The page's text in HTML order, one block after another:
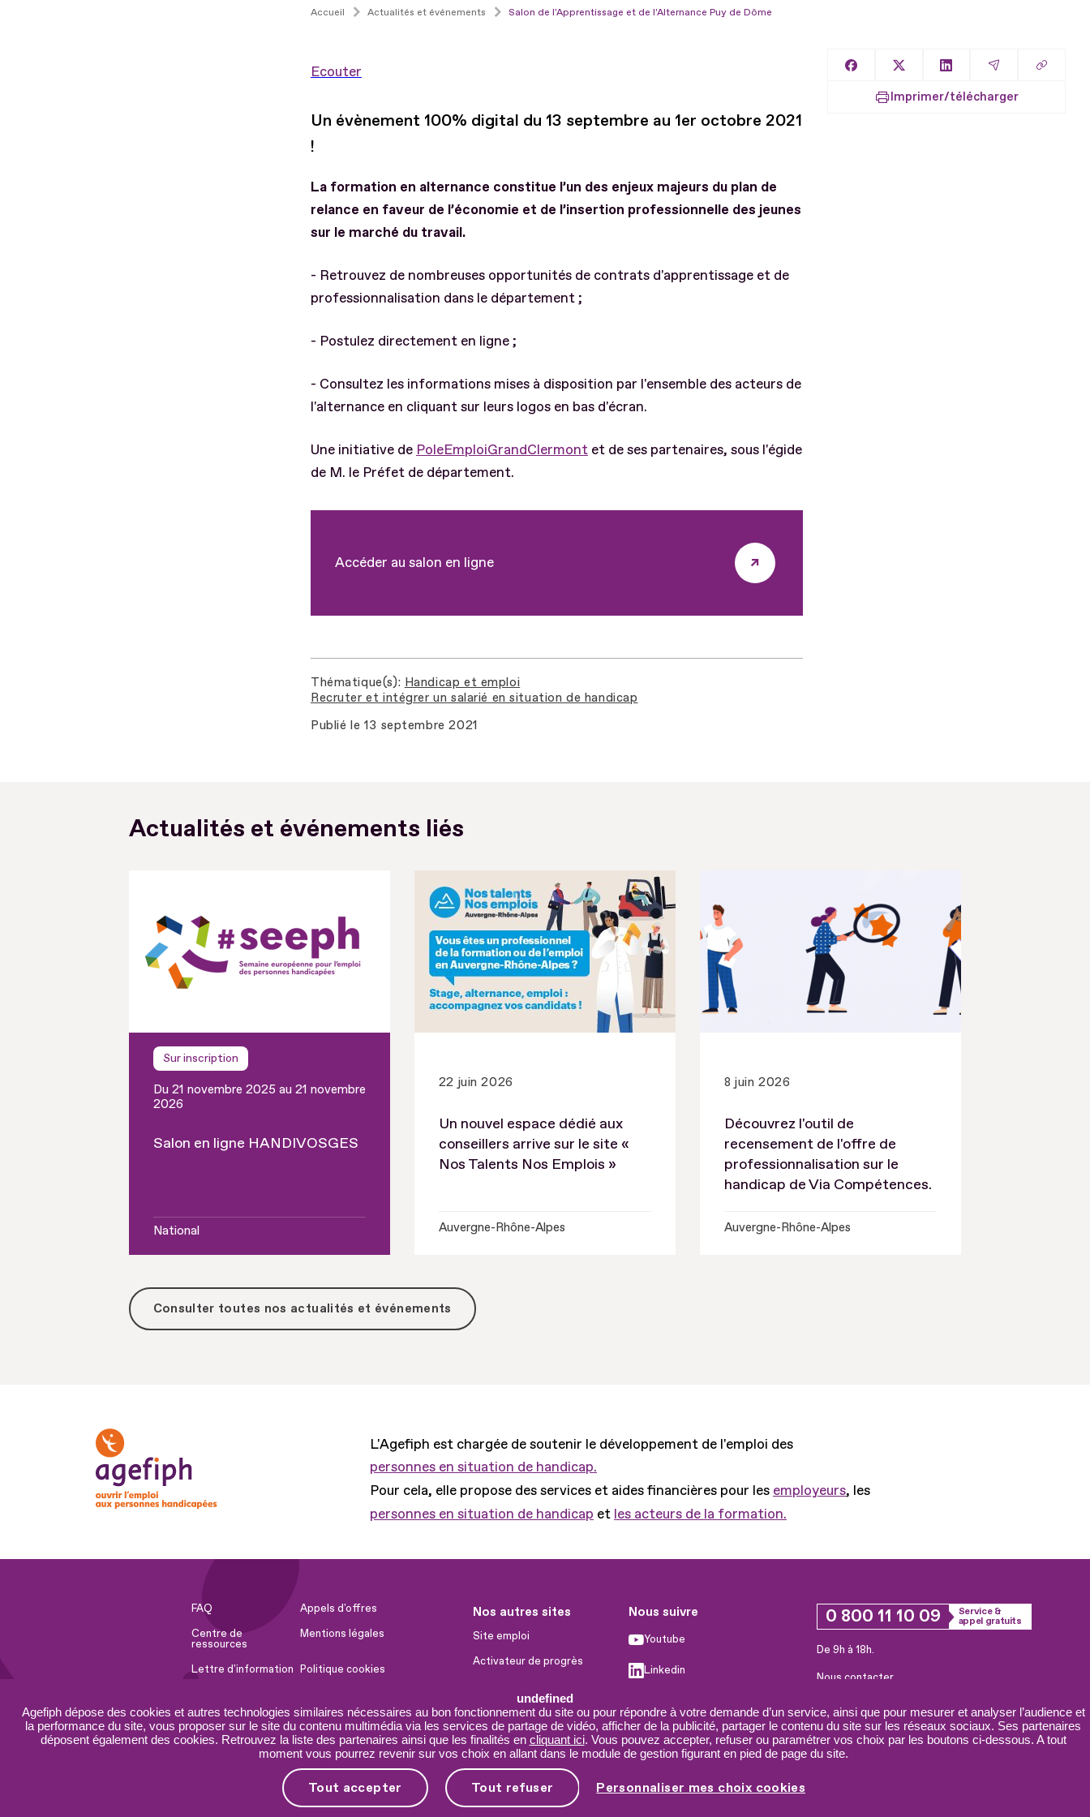
undefined
Agefiph dépose des cookies et autres technologies similaires nécessaires au bon fonctionnement du site ou pour répondre à votre demande d’un service, ainsi que pour mesurer et analyser l’audience et
la performance du site, vous proposer sur le site du contenu multimédia via les services de partage de vidéo, afficher de la publicité, partager le contenu du site sur les réseaux sociaux. Ses partenaires
déposent également des cookies. Retrouvez la liste des partenaires ainsi que les finalités en cliquant ici. Vous pouvez accepter, refuser ou paramétrer vos choix par les boutons ci-dessous. A tout
moment vous pourrez revenir sur vos choix en allant dans le module de gestion figurant en pied de page du site.
Tout accepter Tout refuser Personnaliser mes choix cookies
Accueil Actualités et événements Salon de l'Apprentissage et de l'Alternance Puy de Dôme
Ecouter
Un évènement 100% digital du 13 septembre au 1er octobre 2021
!
La formation en alternance constitue l’un des enjeux majeurs du plan de
relance en faveur de l’économie et de l’insertion professionnelle des jeunes
sur le marché du travail.
- Retrouvez de nombreuses opportunités de contrats d'apprentissage et de
professionnalisation dans le département ;
- Postulez directement en ligne ;
- Consultez les informations mises à disposition par l'ensemble des acteurs de
l'alternance en cliquant sur leurs logos en bas d'écran.
Une initiative de PoleEmploiGrandClermont et de ses partenaires, sous l'égide
de M. le Préfet de département.
Accéder au salon en ligne
Thématique(s) Handicap et emploi
Recruter et intégrer un salarié en situation de handicap
Publié le 13 septembre 2021
Partager sur Facebook
Partager sur XPartager sur LinkedIn
Partager par
Copier
Imprimer/télécharger
Actualités et événements liés
Sur inscription
Du 21 novembre 2025 au 21 novembre
2026
Salon en ligne HANDIVOSGES
National
22 juin 2026
Un nouvel espace dédié aux
conseillers arrive sur le site «
Nos Talents Nos Emplois »
Auvergne-Rhône-Alpes
8 juin 2026
Découvrez l'outil de
recensement de l'offre de
professionnalisation sur le
handicap de Via Compétences.
Auvergne-Rhône-Alpes
Consulter toutes nos actualités et événements
L'Agefiph est chargée de soutenir le développement de l'emploi des
personnes en situation de handicap.
Pour cela, elle propose des services et aides financières pour les employeurs, les
personnes en situation de handicap et les acteurs de la formation.
FAQ
Appels d'offres
Centre de
ressources
Mentions légales
Lettre d'information Politique cookies
Accessibilité :
partiellement
conforme
Plan du site
Nos autres sites
Site emploi
Activateur de progrès
Innovation et recherche
Université du RRH
Service AppuiPro
Nous suivre
Youtube
Linkedin
X
0 800 11 10 09
Service &
appel gratuits
De 9h à 18h.
Nous contacter